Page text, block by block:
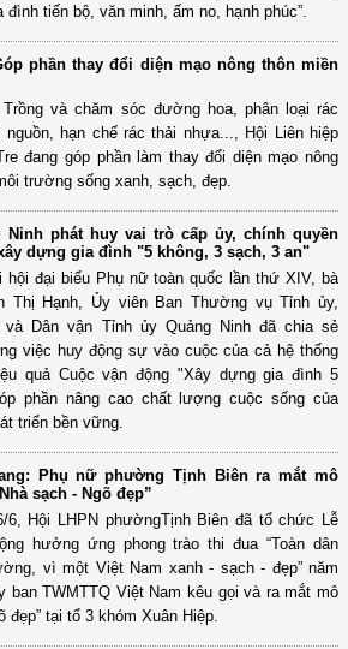
tiến bộ, văn minh, ấm no, hạnh phúc”.
phần thay đổi diện mạo nông thôn miền
Trồng và chăm sóc đường hoa, phân loại rác
nguồn, hạn chế rác thải nhựa..., Hội Liên hiệp
đang góp phần làm thay đổi diện mạo nông
trường sống xanh, sạch, đẹp.
Ninh phát huy vai trò cấp ủy, chính quyền
dựng gia đình "5 không, 3 sạch, 3 an"
hội đại biểu Phụ nữ toàn quốc lần thứ XIV, bà
Thị Hạnh, Ủy viên Ban Thường vụ Tỉnh ủy,
Dân vận Tỉnh ủy Quảng Ninh đã chia sẻ
việc huy động sự vào cuộc của cả hệ thống
quả Cuộc vận động "Xây dựng gia đình 5
phần nâng cao chất lượng cuộc sống của
triển bền vững.
Phụ nữ phường Tịnh Biên ra mắt mô
sạch - Ngõ đẹp”
6, Hội LHPN phườngTịnh Biên đã tổ chức Lễ
hưởng ứng phong trào thi đua “Toàn dân
vì một Việt Nam xanh - sạch - đẹp” năm
ban TWMTTQ Việt Nam kêu gọi và ra mắt mô
đẹp” tại tổ 3 khóm Xuân Hiệp.